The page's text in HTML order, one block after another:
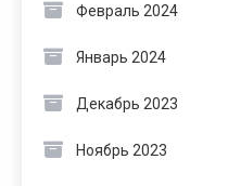
Февраль 2024
Январь 2024
Декабрь 2023
Ноябрь 2023